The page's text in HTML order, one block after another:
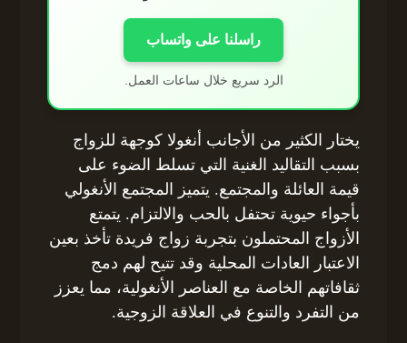
راسلنا على واتساب
الرد سريع خلال ساعات العمل.
يختار الكثير من الأجانب أنغولا كوجهة للزواج
بسبب التقاليد الغنية التي تسلط الضوء على
قيمة العائلة والمجتمع. يتميز المجتمع الأنغولي
بأجواء حيوية تحتفل بالحب والالتزام. يتمتع
الأزواج المحتملون بتجربة زواج فريدة تأخذ بعين
الاعتبار العادات المحلية وقد تتيح لهم دمج
ثقافاتهم الخاصة مع العناصر الأنغولية، مما يعزز
من التفرد والتنوع في العلاقة الزوجية.